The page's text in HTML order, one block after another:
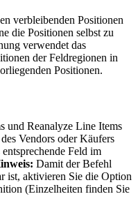
verbleibenden Positionen
die Positionen selbst zu
verwendet das
der Feldregionen in
Positionen.
und Reanalyze Line Items
Vendors oder Käufers
Feld im
Damit der Befehl
ist, aktivieren Sie die Option
(Einzelheiten finden Sie